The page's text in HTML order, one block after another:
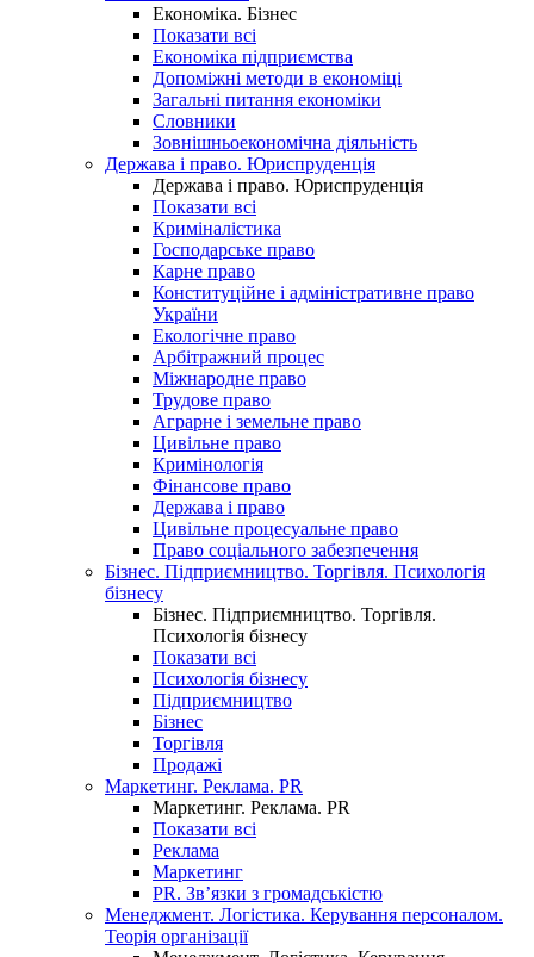
Економіка. Бізнес
Показати всі
Економіка підприємства
Допоміжні методи в економіці
Загальні питання економіки
Словники
Зовнішньоекономічна діяльність
Держава і право. Юриспруденція
Держава і право. Юриспруденція
Показати всі
Криміналістика
Господарське право
Карне право
Конституційне і адміністративне право
України
Екологічне право
Арбітражний процес
Міжнародне право
Трудове право
Аграрне і земельне право
Цивільне право
Кримінологія
Фінансове право
Держава і право
Цивільне процесуальне право
Право соціального забезпечення
Бізнес. Підприємництво. Торгівля. Психологія
бізнесу
Бізнес. Підприємництво. Торгівля.
Психологія бізнесу
Показати всі
Психологія бізнесу
Підприємництво
Бізнес
Торгівля
Продажі
Маркетинг. Реклама. PR
Маркетинг. Реклама. PR
Показати всі
Реклама
Маркетинг
PR. Зв’язки з громадськістю
Менеджмент. Логістика. Керування персоналом.
Теорія організації